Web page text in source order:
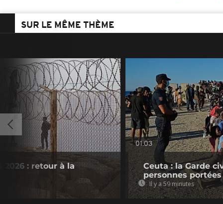
SUR LE MÊME THÈME
2026 : retour à la
01:03
Ceuta : la Garde
personnes
Il y a 59 minutes